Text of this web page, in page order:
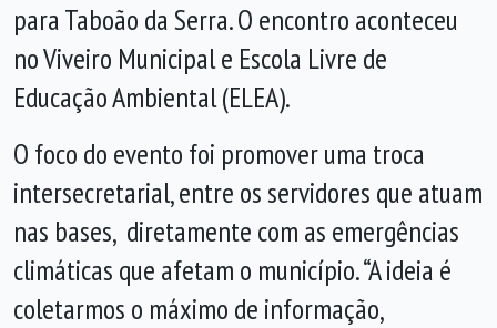
para Taboão da Serra. O encontro aconteceu
no Viveiro Municipal e Escola Livre de
Educação Ambiental (ELEA).
O foco do evento foi promover uma troca
intersecretarial, entre os servidores que atuam
nas bases, diretamente com as emergências
climáticas que afetam o município. “A ideia é
coletarmos o máximo de informação,